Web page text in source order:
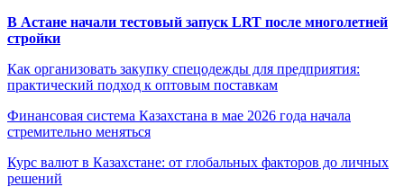
В Астане начали тестовый запуск LRT после многолетней
стройки
Как организовать закупку спецодежды для предприятия:
практический подход к оптовым поставкам
Финансовая система Казахстана в мае 2026 года начала
стремительно меняться
Курс валют в Казахстане: от глобальных факторов до личных
решений